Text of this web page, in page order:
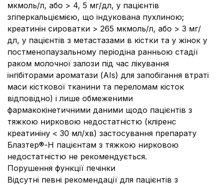
мкмоль/л, або > 4, 5 мг/дл, у пацієнтів
згіперкальціємією, що індукована пухлиною;
креатинін сироватки > 265 мкмоль/л, або > 3 мг/
дл, у пацієнтів з метастазами в кістки та у жінок у
постменопаузальному періодіна ранньою стадії
раком молочної залози під час лікування
інгібіторами ароматази (AIs) для запобігання втраті
маси кісткової тканини та переломам кісток
відповідно) і лише обмеженими
фармакокінетичними даними щодо пацієнтів з
тяжкою нирковою недостатністю (кліренс
креатиніну < 30 мл/хв) застосування препарату
Блазтер®-Н пацієнтам з тяжкою нирковою
недостатністю не рекомендується.
Порушення функції печінки
Відсутні певні рекомендації для пацієнтів з